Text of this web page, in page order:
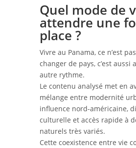
Quel mode de
attendre une
place ?
Vivre au Panama, ce n’est
changer de pays, c’est aussi
autre rythme.
Le contenu analysé met en
mélange entre modernité
influence nord-américaine,
culturelle et accès rapide à
naturels très variés.
Cette coexistence entre vie